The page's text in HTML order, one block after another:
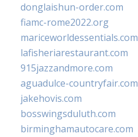
donglaishun-order.com
fiamc-rome2022.org
mariceworldessentials.com
lafisheriarestaurant.com
915jazzandmore.com
aguadulce-countryfair.com
jakehovis.com
bosswingsduluth.com
birminghamautocare.com